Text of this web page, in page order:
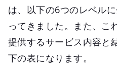
は、以下の6つのレベル
ってきました。また、こ
提供するサービス内容と
下の表になります。